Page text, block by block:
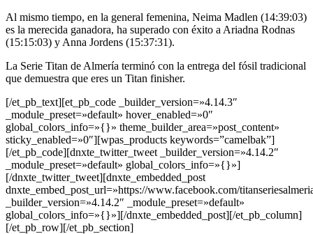
Al mismo tiempo, en la general femenina, Neima Madlen (14:39:03)
es la merecida ganadora, ha superado con éxito a Ariadna Rodnas
(15:15:03) y Anna Jordens (15:37:31).
La Serie Titan de Almería terminó con la entrega del fósil tradicional
que demuestra que eres un Titan finisher.
[/et_pb_text][et_pb_code _builder_version=»4.14.3″
_module_preset=»default» hover_enabled=»0″
global_colors_info=»{}» theme_builder_area=»post_content»
sticky_enabled=»0″][wpas_products keywords=”camelbak”]
[/et_pb_code][dnxte_twitter_tweet _builder_version=»4.14.2″
_module_preset=»default» global_colors_info=»{}»]
[/dnxte_twitter_tweet][dnxte_embedded_post
dnxte_embed_post_url=»https://www.facebook.com/
_builder_version=»4.14.2″ _module_preset=»default»
global_colors_info=»{}»][/dnxte_embedded_post][/et_pb_column]
[/et_pb_row][/et_pb_section]